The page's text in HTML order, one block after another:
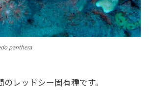
panthera
レッドシー固有種です。